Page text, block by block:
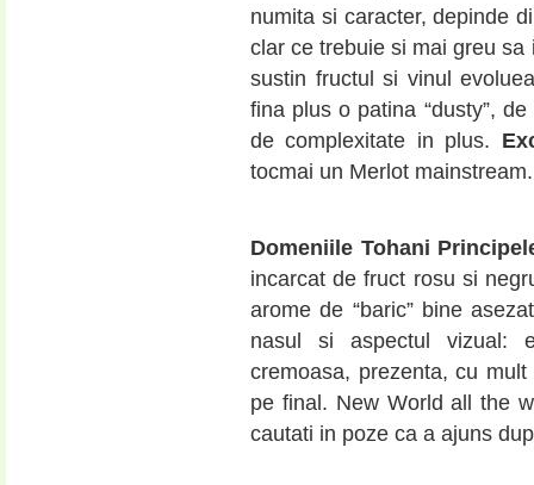
numita si caracter, depinde
clar ce trebuie si mai greu
sustin fructul si vinul
fina plus o patina “dusty”,
de complexitate in plus.
tocmai un Merlot mainstream.
Domeniile Tohani
incarcat de fruct rosu si
arome de “baric” bine
nasul si aspectul vizual:
cremoasa, prezenta, cu
pe final. New World all the
cautati in poze ca a ajuns